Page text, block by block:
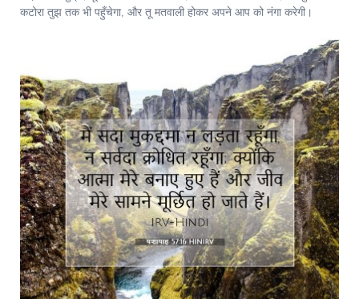
कटोरा तुझ तक भी पहुँचेगा, और तू मतवाली होकर अपने आप को नंगा करेगी।